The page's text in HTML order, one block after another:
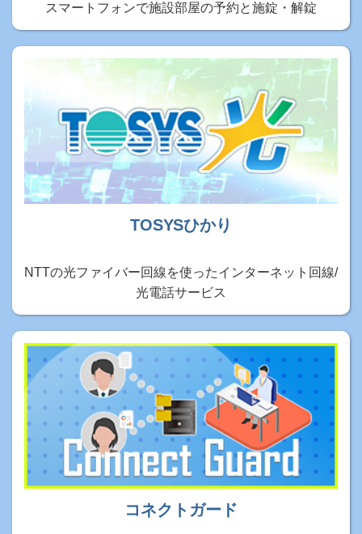
スマートフォンで施設部屋の予約と施錠・解錠
TOSYSひかり
NTTの光ファイバー回線を使ったインターネット回線/
光電話サービス
コネクトガード